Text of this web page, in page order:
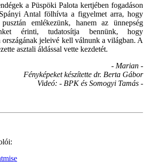
a Püspöki Palota kertjében fogadáson
Antal fölhívta a figyelmet arra, hogy
emlékezünk, hanem az ünnepség
érinti, tudatosítja bennünk, hogy
országának jeleivé kell válnunk a világban. A
asztali áldással vette kezdetét.
- Marian -
Fényképeket készítette dr. Berta Gábor
Videó: - BPK és Somogyi Tamás -